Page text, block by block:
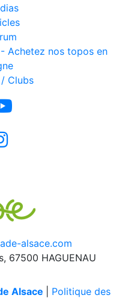
Achetez nos topos en
Clubs
alsace.com
67500 HAGUENAU
Alsace
Politique des